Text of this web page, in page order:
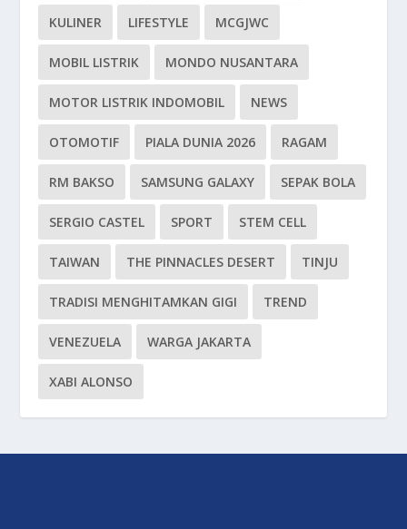
KULINER LIFESTYLE MCGJWC
MOBIL LISTRIK MONDO NUSANTARA
MOTOR LISTRIK INDOMOBIL NEWS
OTOMOTIF PIALA DUNIA 2026 RAGAM
RM BAKSO SAMSUNG GALAXY SEPAK BOLA
SERGIO CASTEL SPORT STEM CELL
TAIWAN THE PINNACLES DESERT TINJU
TRADISI MENGHITAMKAN GIGI TREND
VENEZUELA WARGA JAKARTA
XABI ALONSO